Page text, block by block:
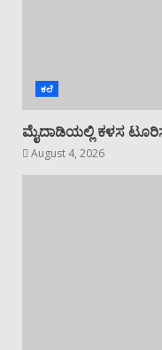
ಕಲೆ
ಮೈದಾಡಿಯಲ್ಲಿ ಕಳಸ
August 4, 2026